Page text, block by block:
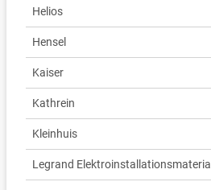
Helios
Hensel
Kaiser
Kathrein
Kleinhuis
Legrand Elektroinstallationsmaterial